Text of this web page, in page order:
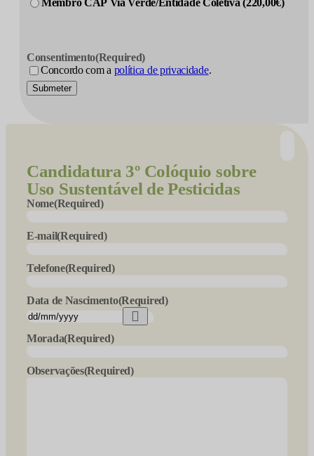
Membro CAP Via Verde/Entidade Coletiva (220,00€)
Consentimento(Required)
Concordo com a política de privacidade.
Submeter
Candidatura 3º Colóquio sobre
Uso Sustentável de Pesticidas
Nome(Required)
E-mail(Required)
Telefone(Required)
Data de Nascimento(Required)
Morada(Required)
Observações(Required)